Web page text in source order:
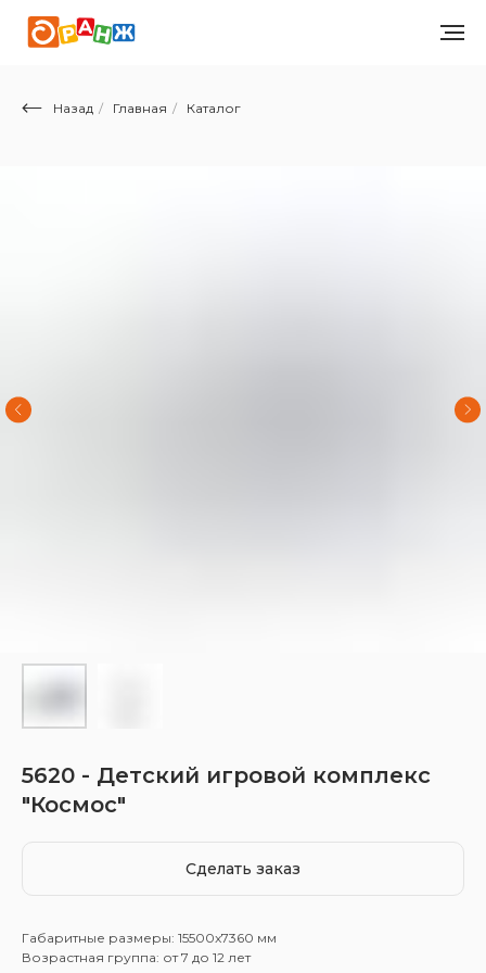
Назад / Главная / Каталог
5620 - Детский игровой комплекс
"Космос"
Сделать заказ
Габаритные размеры: 15500x7360 мм
Возрастная группа: от 7 до 12 лет